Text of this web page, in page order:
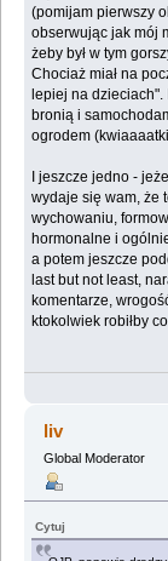
(pomijam pierwszy
obserwując jak mój
żeby był w tym
Chociaż miał na
lepiej na dzieciach".
bronią i
ogrodem
I jeszcze jedno -
wydaje się wam, że
wychowaniu,
hormonalne i
a potem jeszcze
last but not least,
komentarze,
ktokolwiek robiłby
liv
Global Moderator
Cytuj